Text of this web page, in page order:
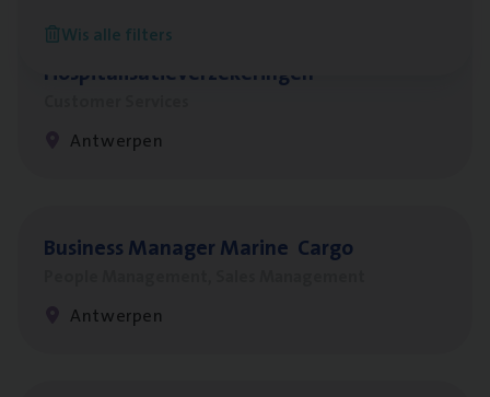
Wis alle filters
Cus­to­mer Care Expert
Hospitalisatieverzekeringen
Antwerpen
Busi­ness Mana­ger Mari­ne Cargo
Antwerpen